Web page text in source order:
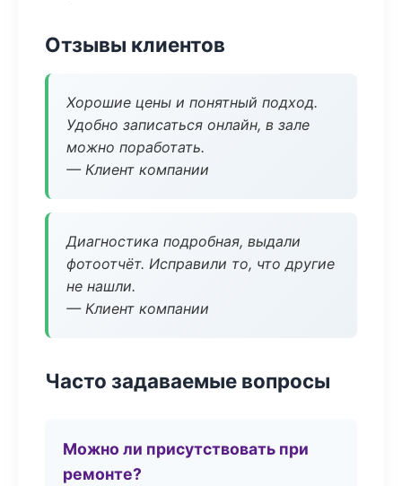
Отзывы клиентов
Хорошие цены и понятный подход.
Удобно записаться онлайн, в зале
можно поработать.
— Клиент компании
Диагностика подробная, выдали
фотоотчёт. Исправили то, что другие
не нашли.
— Клиент компании
Часто задаваемые вопросы
Можно ли присутствовать при
ремонте?